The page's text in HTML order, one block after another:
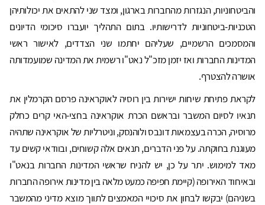
והביטחוניות, הנגזרות מהחברות בארגון, ומצד שני להתאים את יכולותיהן
הטכניות-ביטחוניות לדרישותיו. בתום התהליך יועברו סיכומי הדיונים
והמסמכים הרשמיים, שעליהם יחתמו שני הצדדים, לאישור ראשי
המדינות החברות ואז יזמן מזכ"ל נאט"ו רשמית את המדינה שמועמדותה
אושרה להצטרף.
לקראת פתיחת שיחות ישירות בין רוסיה לאוקראינה פרסם הקרמלין את
תנאיו לסיום המשבר ובראשם הכרת אוקראינה בחצי-האי קרים כחלק
מרוסיה, הכרה בעצמאות דונבס ולוהנסק, וניטרליות של אוקראינה שתהיה
מעוגנת בחוקתה. על פני הדברים, תנאים אלה קשוחים, ובוודאי קשים עד
מאד למימוש. יתר על כן, יש להניח שראשי המדינות החברות בנאט"ו
ובאיחוד האירופה (קיימת חפיפה כמעט מלאה בין מדינות אירופה החברות
בשניהם) יבקשו לבחון את סיכויי המאמצים לתווך מוצא מדיני מהמשבר